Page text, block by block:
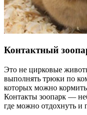
Контактный
Это не цирковые
выполнять трюки по
которых можно кормить
Контакты зоопарк —
где можно отдохнуть и